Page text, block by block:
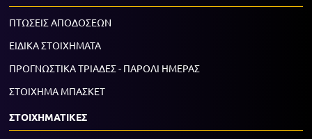
ΠΤΩΣΕΙΣ ΑΠΟΔΟΣΕΩΝ
ΕΙΔΙΚΑ ΣΤΟΙΧΗΜΑΤΑ
ΠΡΟΓΝΩΣΤΙΚΑ ΤΡΙΑΔΕΣ - ΠΑΡΟΛΙ ΗΜΕΡΑΣ
ΣΤΟΙΧΗΜΑ ΜΠΑΣΚΕΤ
ΣΤΟΙΧΗΜΑΤΙΚΕΣ